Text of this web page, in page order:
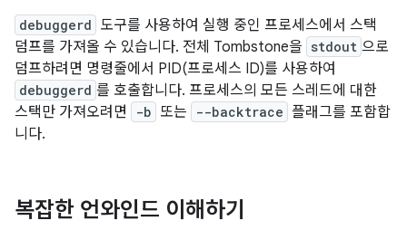
debuggerd 도구를 사용하여 실행 중인 프로세스에서 스택
덤프를 가져올 수 있습니다. 전체 Tombstone을 stdout 으로
덤프하려면 명령줄에서 PID(프로세스 ID)를 사용하여
debuggerd 를 호출합니다. 프로세스의 모든 스레드에 대한
스택만 가져오려면
-b 또는 --backtrace 플래그를 포함합
니다.
복잡한 언와인드 이해하기